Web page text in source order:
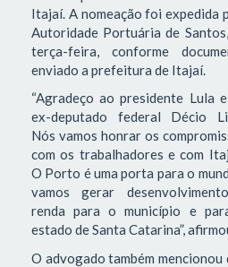
Itajaí. A nomeação foi expedida
Autoridade Portuária de
terça-feira, conforme
enviado a prefeitura de Itajaí.
“Agradeço ao presidente Lula
ex-deputado federal Décio
Nós vamos honrar os
com os trabalhadores e com
O Porto é uma porta para o
vamos gerar
renda para o município e
estado de Santa Catarina”,
O advogado também mencionou